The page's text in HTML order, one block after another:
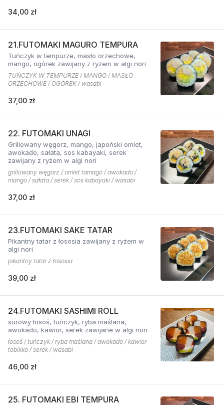
34,00 zł
21.FUTOMAKI MAGURO TEMPURA
Tuńczyk w tempurze, masło orzechowe,
mango, ogórek zawijany z ryżem w algi nori
TUŃCZYK W TEMPURZE / MANGO / MASŁO
ORZECHOWE / OGÓREK / wasabi
37,00 zł
22. FUTOMAKI UNAGI
Grillowany węgorz, mango, japoński omlet,
awokado, sałata, sos kabayaki, serek
zawijany z ryżem w algi nori
grillowany węgorz / omlet tamago / awokado /
mango / sałata / serek / sos kabayaki / wasabi
37,00 zł
23.FUTOMAKI SAKE TATAR
Pikantny tatar z łososia zawijany z ryżem w
algi nori
pikantny tatar z łososia
39,00 zł
24.FUTOMAKI SASHIMI ROLL
surowy łosoś, tuńczyk, ryba maślana,
awokado, kawior, serek zawijane w algi nori
łosoś / tuńczyk / ryba maślana / awokado / kawior
tobikko / serek / wasabi
46,00 zł
25. FUTOMAKI EBI TEMPURA